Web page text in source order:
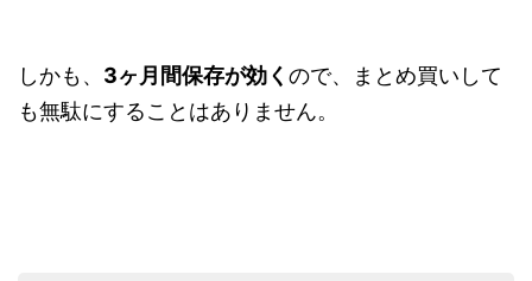
しかも、 3ヶ月間保存が効く ので、まとめ買いして
も無駄にすることはありません。